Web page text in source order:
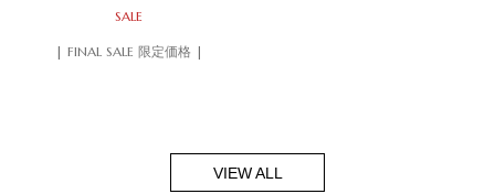
SALE
| FINAL SALE 限定価格 |
VIEW ALL